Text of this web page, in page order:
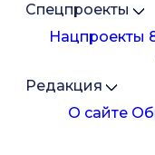
Спецпроекты
Нацпроекты
Редакция
О сайте